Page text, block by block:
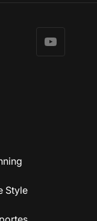
YouTube
Style